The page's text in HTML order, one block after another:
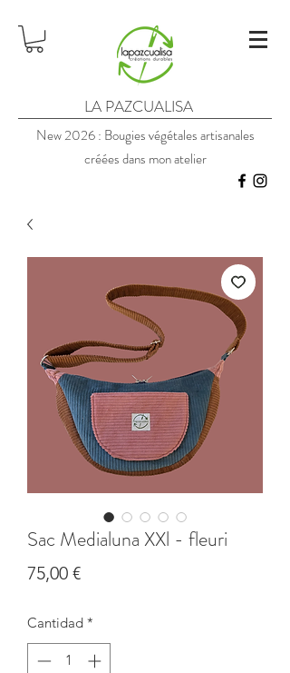
LA PAZCUALISA
New 2026 : Bougies végétales artisanales
créées dans mon atelier
Sac Medialuna XXl - fleuri
75,00 €Precio
Cantidad *